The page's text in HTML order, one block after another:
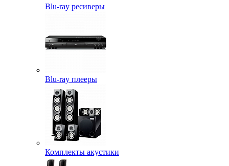
Blu-ray ресиверы
Blu-ray плееры
Комплекты акустики